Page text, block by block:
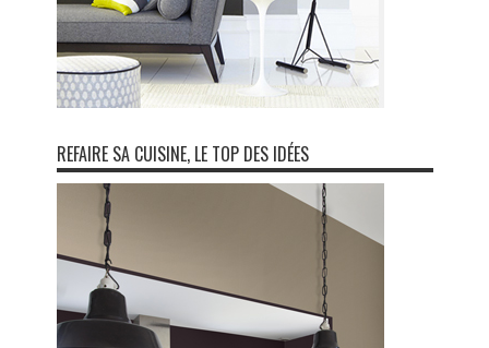
REFAIRE SA CUISINE, LE TOP DES IDÉES